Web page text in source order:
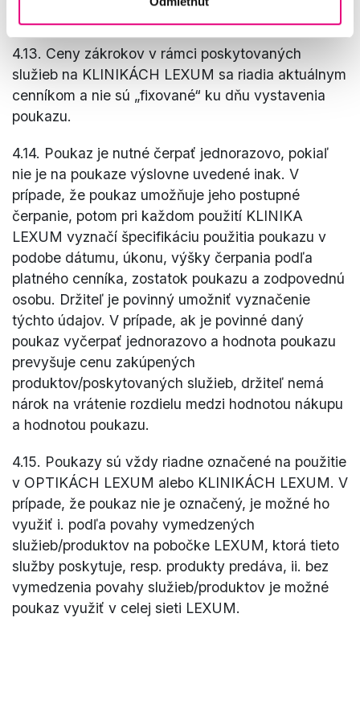
4.13. Ceny zákrokov v rámci poskytovaných
služieb na KLINIKÁCH LEXUM sa riadia aktuálnym
cenníkom a nie sú „fixované“ ku dňu vystavenia
poukazu.
4.14. Poukaz je nutné čerpať jednorazovo, pokiaľ
nie je na poukaze výslovne uvedené inak. V
prípade, že poukaz umožňuje jeho postupné
čerpanie, potom pri každom použití KLINIKA
LEXUM vyznačí špecifikáciu použitia poukazu v
podobe dátumu, úkonu, výšky čerpania podľa
platného cenníka, zostatok poukazu a zodpovednú
osobu. Držiteľ je povinný umožniť vyznačenie
týchto údajov. V prípade, ak je povinné daný
poukaz vyčerpať jednorazovo a hodnota poukazu
prevyšuje cenu zakúpených
produktov/poskytovaných služieb, držiteľ nemá
nárok na vrátenie rozdielu medzi hodnotou nákupu
a hodnotou poukazu.
4.15. Poukazy sú vždy riadne označené na použitie
v OPTIKÁCH LEXUM alebo KLINIKÁCH LEXUM. V
prípade, že poukaz nie je označený, je možné ho
využiť i. podľa povahy vymedzených
služieb/produktov na pobočke LEXUM, ktorá tieto
služby poskytuje, resp. produkty predáva, ii. bez
vymedzenia povahy služieb/produktov je možné
poukaz využiť v celej sieti LEXUM.